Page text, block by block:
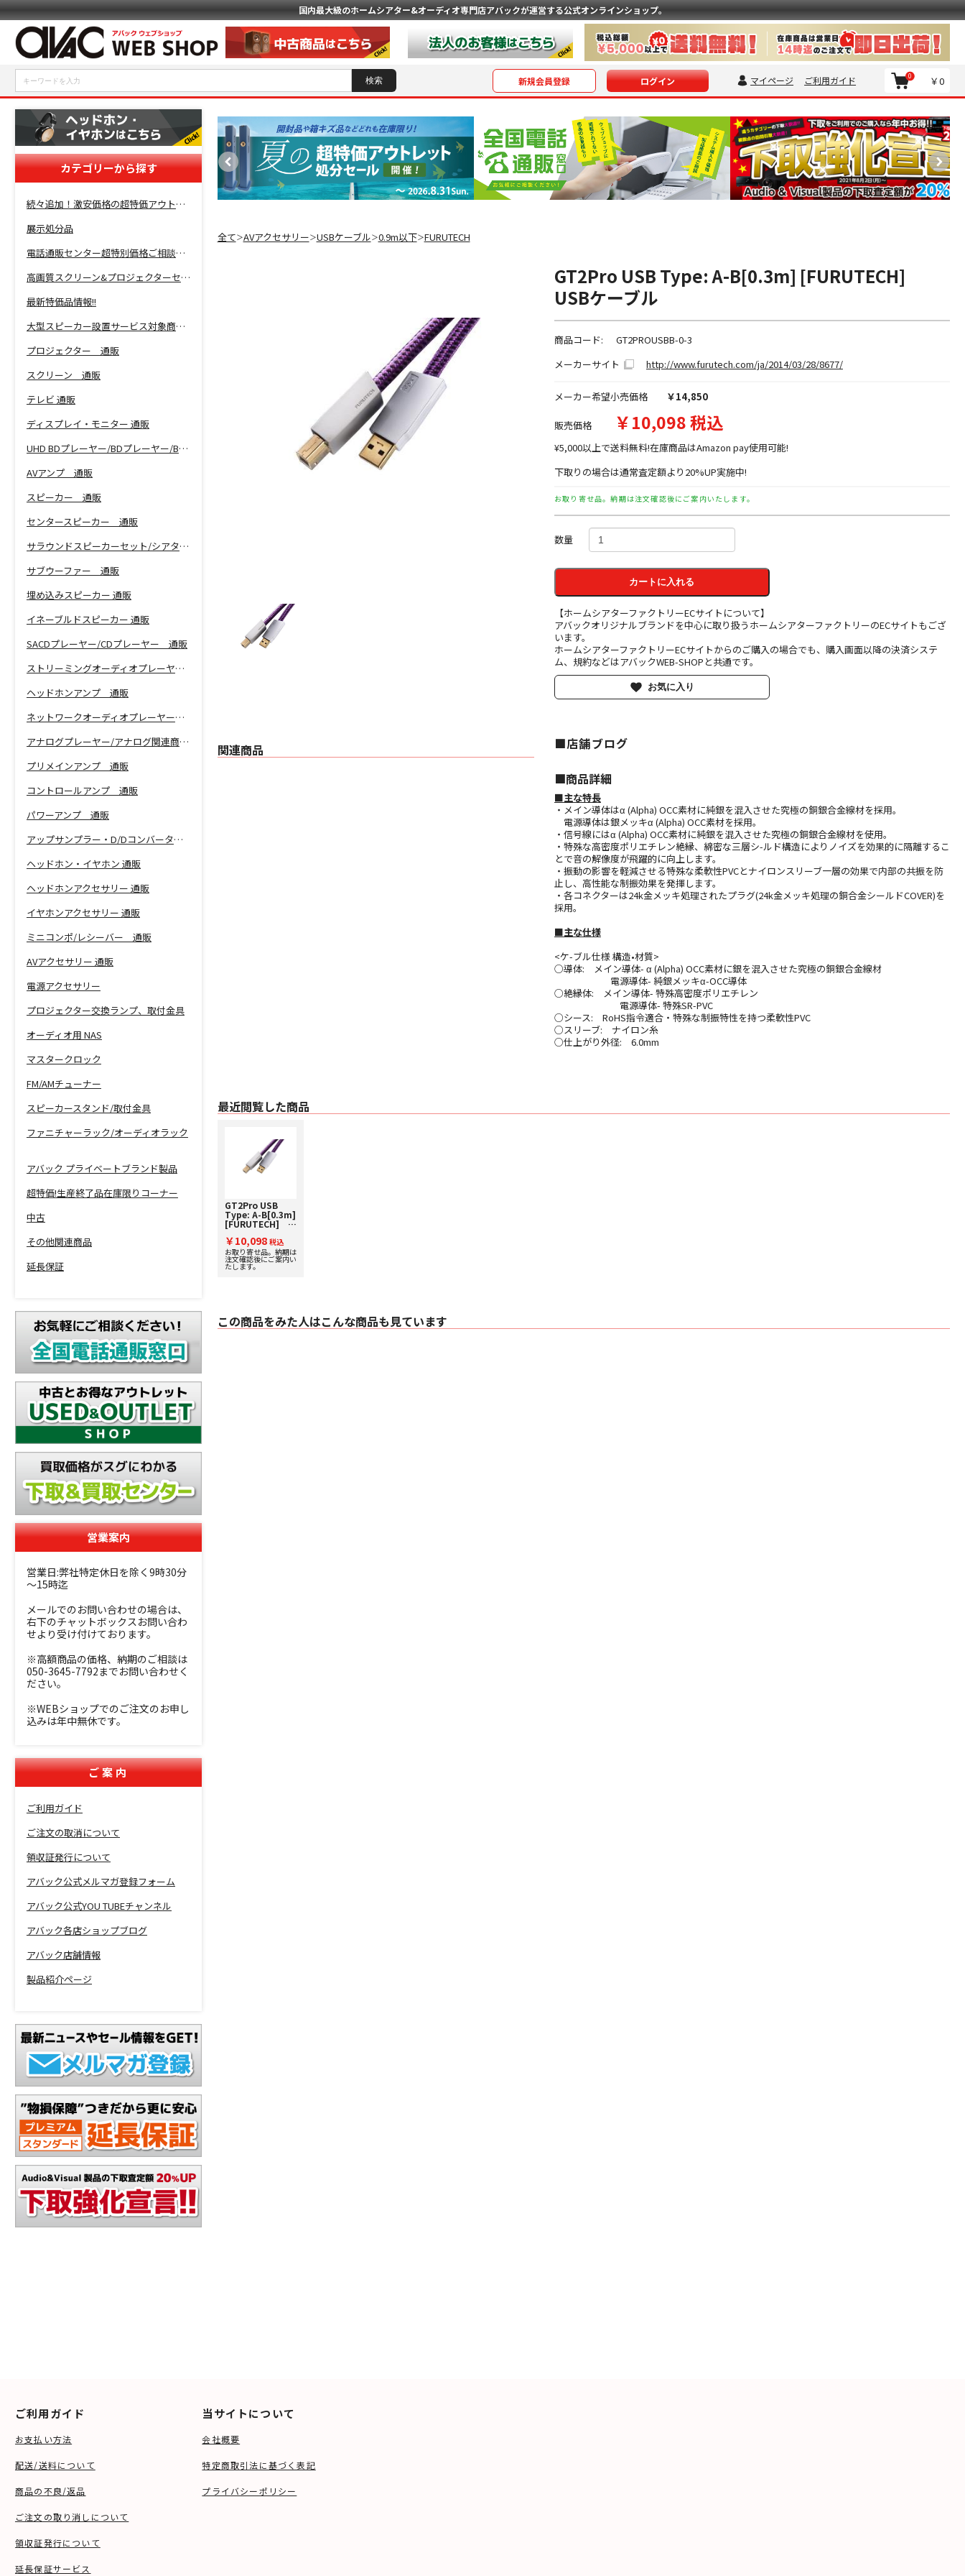
国内最大級のホームシアター&オーディオ専門店アバックが運営する公式オンラインショップ。
新規会員登録 ログイン マイページ ご利用ガイド ￥0
0
カテゴリーから探す
続々追加！激安価格の超特価アウトレットセール開催！
展示処分品
電話通販センター超特別価格ご相談コーナー！
高画質スクリーン&プロジェクターセット超特価！
最新特価品情報!!
大型スピーカー設置サービス対象商品！
プロジェクター 通販
スクリーン 通販
テレビ 通販
ディスプレイ・モニター 通販
UHD BDプレーヤー/BDプレーヤー/BDレコーダー 通販
AVアンプ 通販
スピーカー 通販
センタースピーカー 通販
サラウンドスピーカーセット/シアターバー 通販
サブウーファー 通販
埋め込みスピーカー 通販
イネーブルドスピーカー 通販
SACDプレーヤー/CDプレーヤー 通販
ストリーミングオーディオプレーヤー 通販
ヘッドホンアンプ 通販
ネットワークオーディオプレーヤー 通販
アナログプレーヤー/アナログ関連商品 通販
プリメインアンプ 通販
コントロールアンプ 通販
パワーアンプ 通販
アップサンプラー・D/Dコンバーター 通販
ヘッドホン・イヤホン 通販
ヘッドホンアクセサリー 通販
イヤホンアクセサリー 通販
ミニコンポ/レシーバー 通販
AVアクセサリー 通販
電源アクセサリー
プロジェクター交換ランプ、取付金具
オーディオ用 NAS
マスタークロック
FM/AMチューナー
スピーカースタンド/取付金具
ファニチャーラック/オーディオラック
アバック プライベートブランド製品
超特価!生産終了品在庫限りコーナー
中古
その他関連商品
延長保証
営業案内
営業日:弊社特定休日を除く9時30分
～15時迄
メールでのお問い合わせの場合は、
右下のチャットボックスお問い合わ
せより受け付けております。
※高額商品の価格、納期のご相談は
050-3645-7792までお問い合わせく
ださい。
※WEBショップでのご注文のお申し
込みは年中無休です。
ご案内
ご利用ガイド
ご注文の取消について
領収証発行について
アバック公式メルマガ登録フォーム
アバック公式YOU TUBEチャンネル
アバック各店ショップブログ
アバック店舗情報
製品紹介ページ
全て＞AVアクセサリー＞USBケーブル＞0.9m以下＞FURUTECH
関連商品
GT2Pro USB Type: A-B[0.3m] [FURUTECH]
USBケーブル
商品コード:
GT2PROUSBB-0-3
メーカーサイト
http://www.furutech.com/ja/2014/03/28/8677/
メーカー希望小売価格 ￥14,850
販売価格 ￥10,098 税込
¥5,000以上で送料無料!在庫商品はAmazon pay使用可能!
下取りの場合は通常査定額より20%UP実施中!
お取り寄せ品。納期は注文確認後にご案内いたします。
数量
カートに入れる
【ホームシアターファクトリーECサイトについて】
アバックオリジナルブランドを中心に取り扱うホームシアターファクトリーのECサイトもござ
います。
ホームシアターファクトリーECサイトからのご購入の場合でも、購入画面以降の決済システ
ム、規約などはアバックWEB-SHOPと共通です。
お気に入り
■店舗ブログ
■︎商品詳細
■主な特長
・メイン導体はα (Alpha) OCC素材に純銀を混入させた究極の銅銀合金線材を採用。
電源導体は銀メッキα (Alpha) OCC素材を採用。
・信号線にはα (Alpha) OCC素材に純銀を混入させた究極の銅銀合金線材を使用。
・特殊な高密度ポリエチレン絶縁、綿密な三層シ-ルド構造によりノイズを効果的に隔離するこ
とで音の解像度が飛躍的に向上します。
・振動の影響を軽減させる特殊な柔軟性PVCとナイロンスリーブ一層の効果で内部の共振を防
止し、高性能な制振効果を発揮します。
・各コネクターは24k金メッキ処理されたプラグ(24k金メッキ処理の銅合金シールドCOVER)を
採用。
■主な仕様
<ケ-ブル仕様 構造•材質>
○導体: メイン導体- α (Alpha) OCC素材に銀を混入させた究極の銅銀合金線材
電源導体- 純銀メッキα-OCC導体
○絶縁体: メイン導体- 特殊高密度ポリエチレン
電源導体- 特殊SR-PVC
○シース: RoHS指令適合・特殊な制振特性を持つ柔軟性PVC
○スリーブ: ナイロン糸
○仕上がり外径: 6.0mm
最近閲覧した商品
GT2Pro USB
Type: A-B[0.3m]
[FURUTECH]
USBケーブル
￥10,098 税込
お取り寄せ品。納期は
注文確認後にご案内い
たします。
この商品をみた人はこんな商品も見ています
ご利用ガイド
お支払い方法
配送/送料について
商品の不良/返品
ご注文の取り消しについて
領収証発行について
延長保証サービス
当サイトについて
会社概要
特定商取引法に基づく表記
プライバシーポリシー